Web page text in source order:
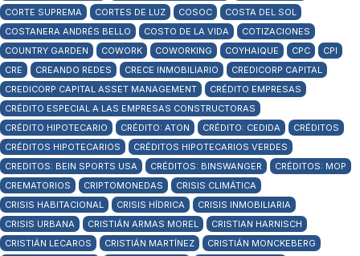
CORTE SUPREMA
CORTES DE LUZ COSOC
COSTA DEL SOL
COSTANERA ANDRÉS BELLO
COSTO DE LA VIDA
COTIZACIONES
COUNTRY GARDEN
COWORK COWORKING COYHAIQUE CPC
CPI
CRE
CREANDO REDES CRECE INMOBILIARIO
CREDICORP CAPITAL
CREDICORP CAPITAL ASSET MANAGEMENT
CRÉDITO EMPRESAS
CRÉDITO ESPECIAL A LAS EMPRESAS CONSTRUCTORAS
CRÉDITO HIPOTECARIO
CRÉDITO: ATON CRÉDITO: CEDIDA
CRÉDITOS
CRÉDITOS HIPOTECARIOS
CRÉDITOS HIPOTECARIOS VERDES
CREDITOS: BEIN SPORTS USA
CRÉDITOS: BINSWANGER
CRÉDITOS: MOP
CREMATORIOS
CRIPTOMONEDAS
CRISIS CLIMÁTICA
CRISIS HABITACIONAL
CRISIS HÍDRICA
CRISIS INMOBILIARIA
CRISIS URBANA
CRISTIÁN ARMAS MOREL
CRISTIAN HARNISCH
CRISTIÁN LECAROS
CRISTIÁN MARTÍNEZ
CRISTIÁN MONCKEBERG